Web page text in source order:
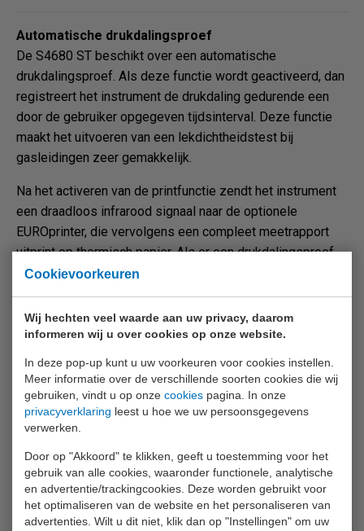
Cookievoorkeuren
Wij hechten veel waarde aan uw privacy, daarom
informeren wij u over cookies op onze website.
In deze pop-up kunt u uw voorkeuren voor cookies instellen.
Meer informatie over de verschillende soorten cookies die wij
gebruiken, vindt u op onze cookies pagina. In onze
privacyverklaring leest u hoe we uw persoonsgegevens
verwerken.
Door op "Akkoord" te klikken, geeft u toestemming voor het
gebruik van alle cookies, waaronder functionele, analytische
en advertentie/trackingcookies. Deze worden gebruikt voor
het optimaliseren van de website en het personaliseren van
advertenties. Wilt u dit niet, klik dan op "Instellingen" om uw
Automatische drukdalingsproef
De S4680 ST beschikt over een automatische
drukdalingsproef. Als deze functie wordt geactiveerd, dan
registreert het instrument de drukdaling gedurende een
door de gebruiker opgegeven tijdsinterval. Deze functie
maakt het uitvoeren van een lekdichtheidstest bij
gasleidingen zeer gemakkelijk.
Na het activeren van de printfunctie zendt het instrument
een draadloos infrarood signaal naar de optionele
EUROprinter, die vervolgens een compleet meetrapport
uitprint op thermisch papier. Als er een drukdalingsproef
werd uitgevoerd, wordt de gemeten waarde hiervan
opgenomen in het meetrapport.
Firmware update
functionaliteit verbetert voor de S4680 ST, dan zijn deze
voor de gebruiker GRATIS te downloaden.
Klik hier voor de nieuwste firmware van dit instrument
Database Memory is een functie die beschikbaar is voor
BLAUWE LIJN instrumenten met Bluetooth
®
Smart
communicatie, waaronder de Multilyzer STe
serviceanalyser, Bluelyzer ST rookgasmeter, S4600 ST-